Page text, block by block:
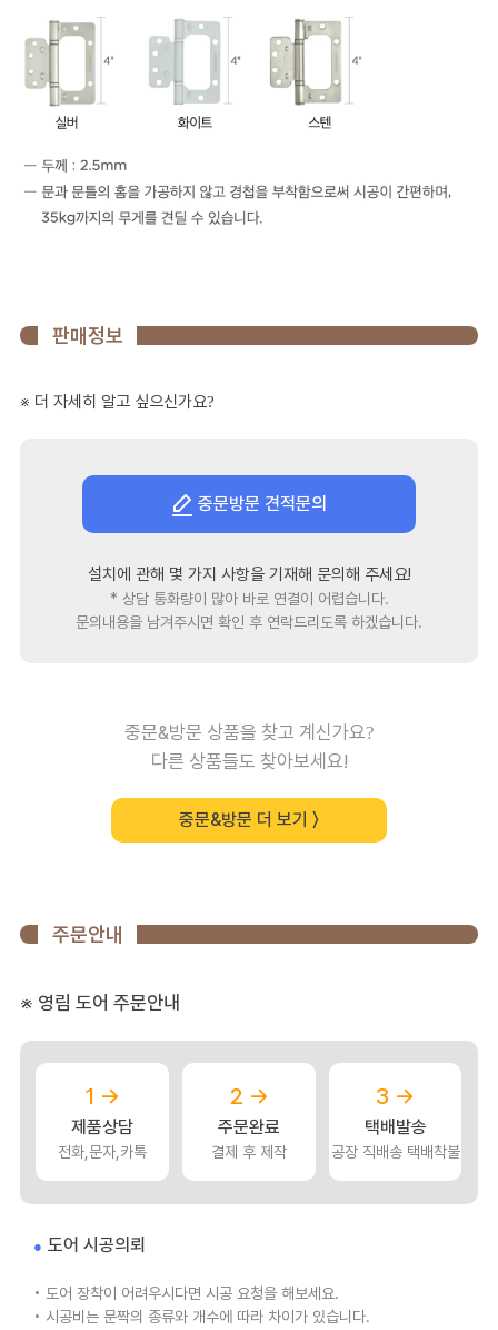
판매정보
※ 더 자세히 알고 싶으신가요?
중문방문 견적문의
설치에 관해 몇 가지 사항을 기재해 문의해 주세요!
* 상담 통화량이 많아 바로 연결이 어렵습니다.
문의내용을 남겨주시면 확인 후 연락드리도록 하겠습니다.
중문&방문 상품을 찾고 계신가요?
다른 상품들도 찾아보세요!
중문&방문 더 보기 〉
주문안내
※ 영림 도어 주문안내
1 →
제품상담
전화,문자,카톡
2 →
주문완료
결제 후 제작
3 →
택배발송
공장 직배송 택배착불
도어 시공의뢰
• 도어 장착이 어려우시다면 시공 요청을 해보세요.
• 시공비는 문짝의 종류와 개수에 따라 차이가 있습니다.